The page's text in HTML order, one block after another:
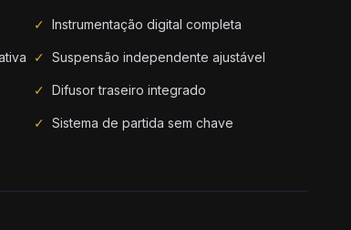
✓ Instrumentação digital completa
✓ Suspensão independente ajustável
✓ Difusor traseiro integrado
✓ Sistema de partida sem chave